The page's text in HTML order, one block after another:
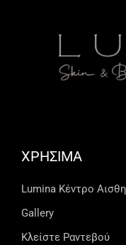
ΧΡΗΣΙΜΑ
Lumina Kέντρο
Gallery
Κλείστε Ραντεβού